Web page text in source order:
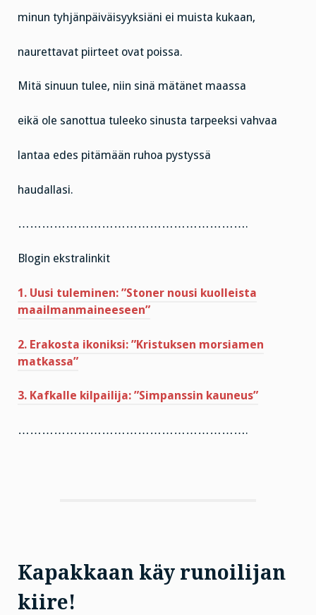
minun tyhjänpäiväisyyksiäni ei muista kukaan,
naurettavat piirteet ovat poissa.
Mitä sinuun tulee, niin sinä mätänet maassa
eikä ole sanottua tuleeko sinusta tarpeeksi vahvaa
lantaa edes pitämään ruhoa pystyssä
haudallasi.
………………………………………………….
Blogin ekstralinkit
1. Uusi tuleminen: ”Stoner nousi kuolleista
maailmanmaineeseen”
2. Erakosta ikoniksi: ”Kristuksen morsiamen
matkassa”
3. Kafkalle kilpailija: ”Simpanssin kauneus”
………………………………………………….
Kapakkaan käy runoilijan
kiire!